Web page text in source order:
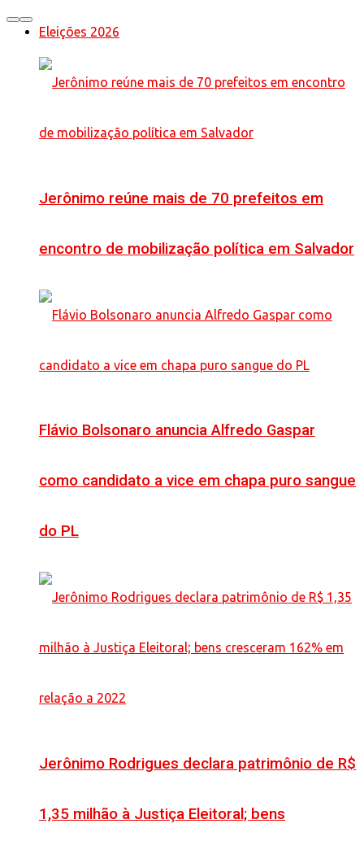
Eleições 2026
Jerônimo reúne mais de 70 prefeitos em
encontro de mobilização política em Salvador
Flávio Bolsonaro anuncia Alfredo Gaspar
como candidato a vice em chapa puro sangue
do PL
Jerônimo Rodrigues declara patrimônio de R$
1,35 milhão à Justiça Eleitoral; bens